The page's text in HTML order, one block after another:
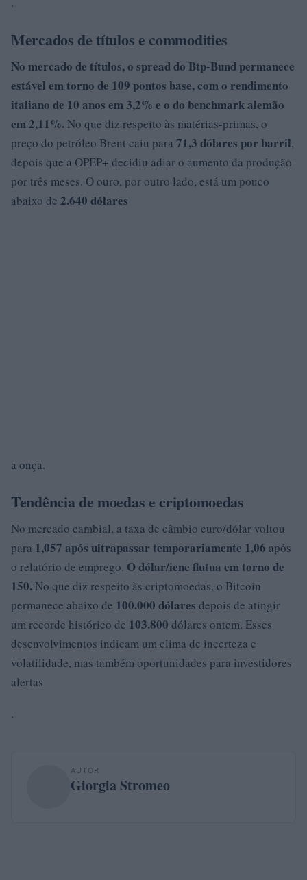
Mercados de títulos e commodities
No mercado de títulos, o spread do Btp-Bund permanece
estável em torno de 109 pontos base, com o rendimento
italiano de 10 anos em3,2% e o do benchmark alemão
em 2,11%. No que diz respeito às matérias-primas, o
preço do petróleo Brent caiu para 71,3 dólares por barril,
depois que a OPEP+ decidiu adiar o aumento da produção
por três meses. O ouro, por outro lado, está um pouco
abaixo de 2.640 dólares
a onça.
Tendência de moedas e criptomoedas
No mercado cambial, a taxa de câmbio euro/dólar voltou
para 1,057 após ultrapassar temporariamente 1,06 após
o relatório de emprego. O dólar/iene flutua em torno de
150. No que diz respeito às criptomoedas, o Bitcoin
permanece abaixo de 100.000 dólares depois de atingir
um recorde histórico de 103.800 dólares ontem. Esses
desenvolvimentos indicam um clima de incerteza e
volatilidade, mas também oportunidades para investidores
alertas
.
AUTOR
Giorgia Stromeo